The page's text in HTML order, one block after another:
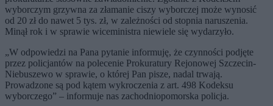
wyborczym grzywna za złamanie ciszy wyborczej może wynosić
od 20 zł do nawet 5 tys. zł, w zależności od stopnia naruszenia.
Minął rok i w sprawie wiceministra niewiele się wydarzyło.
„W odpowiedzi na Pana pytanie informuję, że czynności podjęte
przez policjantów na polecenie Prokuratury Rejonowej Szczecin-
Niebuszewo w sprawie, o której Pan pisze, nadal trwają.
Prowadzone są pod kątem wykroczenia z art. 498 Kodeksu
wyborczego” – informuje nas zachodniopomorska policja.